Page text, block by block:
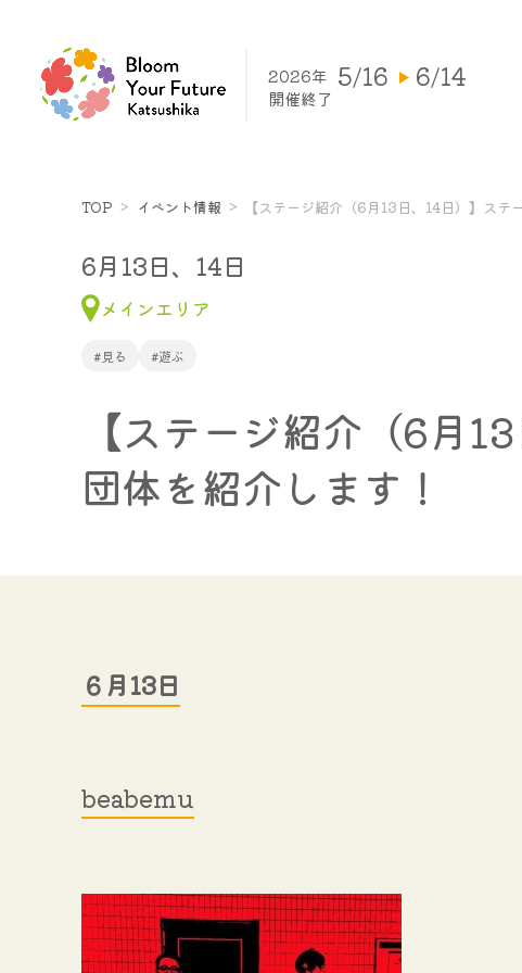
2026年 5/16 6/14
開催終了
TOP イベント情報 【ステージ紹介（6月13日、14日）】ステ
6月13日、14日
メインエリア
#見る #遊ぶ
【ステージ紹介（6月
団体を紹介します！
６月13日
beabemu